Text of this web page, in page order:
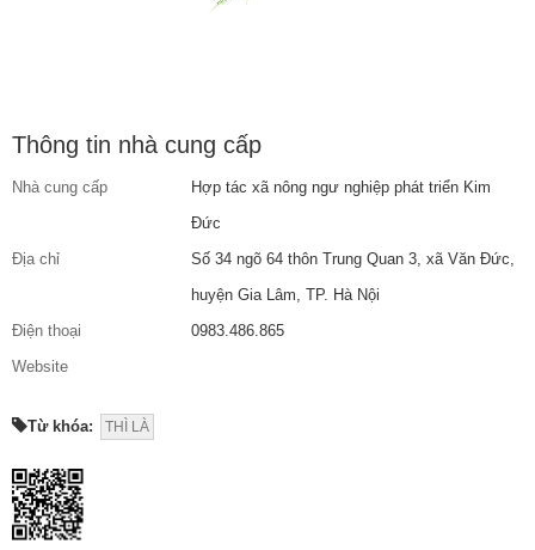
Thông tin nhà cung cấp
Nhà cung cấp
Hợp tác xã nông ngư nghiệp phát triển Kim
Đức
Địa chỉ
Số 34 ngõ 64 thôn Trung Quan 3, xã Văn Đức,
huyện Gia Lâm, TP. Hà Nội
Điện thoại
0983.486.865
Website
Từ khóa: THÌ LÀ